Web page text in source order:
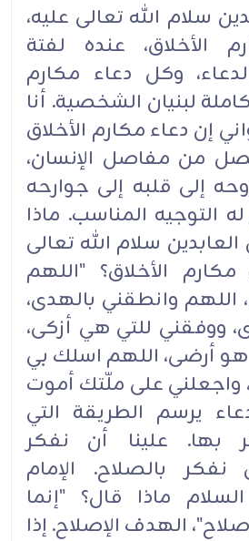
سلام الله تعالى عليه،
الأخلاق، عنده لفتة
وكل ‏‏دعاء مكارم
لبنيان الشخصية. أنا
إن دعاء مكارم ‏الأخلاق
من مفاصل الإنسان،
إلى قلبه إلى جوارحه
‏التوجيه ‏المناسب. ماذا
سلام الله تعالى
الأخلاق؟ "اللهم
اللهم وانطقني بالهدى،
ووفقني للتي هي أزكى،
أرضى، ‏اللهم ‏اسلك بي
واجعلني على ملّتك أموت
يرسم الطريقة التي
علينا أن نفكر
نفكر بالصلاح. الإمام
ماذا قال؟ "إنما
الهدف الإصلاح. إذا